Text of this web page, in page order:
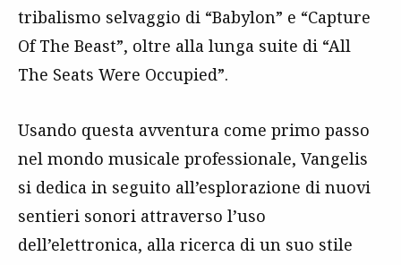
tribalismo selvaggio di “Babylon” e “Capture
Of The Beast”, oltre alla lunga suite di “All
The Seats Were Occupied”.
Usando questa avventura come primo passo
nel mondo musicale professionale, Vangelis
si dedica in seguito all’esplorazione di nuovi
sentieri sonori attraverso l’uso
dell’elettronica, alla ricerca di un suo stile